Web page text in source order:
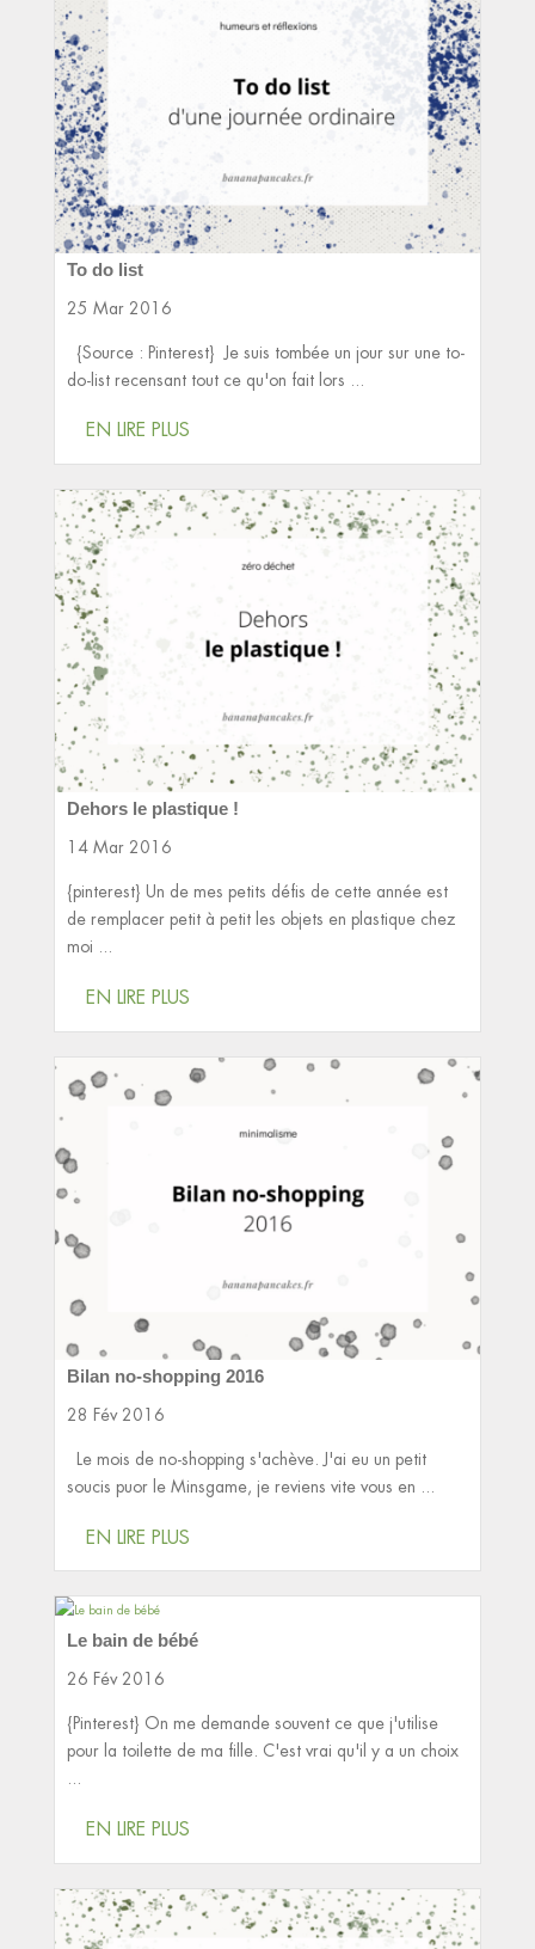
To do list
25 Mar 2016
{Source : Pinterest} Je suis tombée un jour sur une to-
do-list recensant tout ce qu'on fait lors ...
EN LIRE PLUS
Dehors le plastique !
14 Mar 2016
{pinterest} Un de mes petits défis de cette année est
de remplacer petit à petit les objets en plastique chez
moi ...
EN LIRE PLUS
Bilan no-shopping 2016
28 Fév 2016
Le mois de no-shopping s'achève. J'ai eu un petit
soucis puor le Minsgame, je reviens vite vous en ...
EN LIRE PLUS
Le bain de bébé
26 Fév 2016
{Pinterest} On me demande souvent ce que j'utilise
pour la toilette de ma fille. C'est vrai qu'il y a un choix
...
EN LIRE PLUS